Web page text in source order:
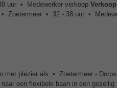
uur • Medewerker verkoop
Zoetermeer • 32 - 38 uur •
met plezier als • Zoetermeer -
een flexibele baan in een gezellig